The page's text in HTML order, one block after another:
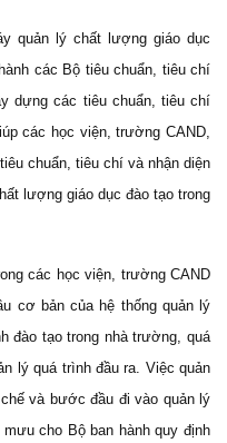
quản lý chất lượng giáo dục
các Bộ tiêu chuẩn, tiêu chí
dựng các tiêu chuẩn, tiêu chí
các học viện, trường CAND,
chuẩn, tiêu chí và nhận diện
lượng giáo dục đào tạo trong
các học viện, trường CAND
cơ bản của hệ thống quản lý
đào tạo trong nhà trường, quá
lý quá trình đầu ra. Việc quản
và bước đầu đi vào quản lý
cho Bộ ban hành quy định